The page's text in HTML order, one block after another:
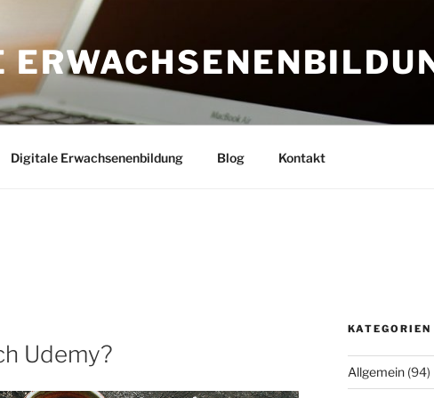
Digitale Erwachsenenbildung Blog Kontakt
Udemy?
KATEGORIEN
Allgemein(94)